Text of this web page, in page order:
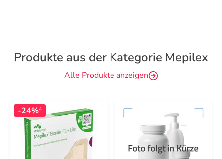
Produkte aus der Kategorie Mepilex
Alle Produkte anzeigen
-24%4